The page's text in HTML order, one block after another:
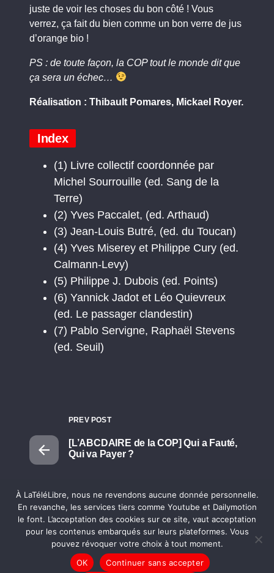
juste de voir les choses du bon côté ! Vous
verrez, ça fait du bien comme un bon verre de jus
d’orange bio !
PS : de toute façon, la COP tout le monde dit que
ça sera un échec…
Réalisation : Thibault Pomares, Mickael Royer.
Index
(1) Livre collectif coordonnée par
Michel Sourrouille (ed. Sang de la
Terre)
(2) Yves Paccalet, (ed. Arthaud)
(3) Jean-Louis Butré, (ed. du Toucan)
(4) Yves Miserey et Philippe Cury (ed.
Calmann-Levy)
(5) Philippe J. Dubois (ed. Points)
(6) Yannick Jadot et Léo Quievreux
(ed. Le passager clandestin)
(7) Pablo Servigne, Raphaël Stevens
(ed. Seuil)
PREV POST
[L’ABCDAIRE de la COP] Qui a Fauté,
Qui va Payer ?
NEXT POST
[L’ABCDAIRE de la COP] 100%
Renouvelable
À LaTéléLibre, nous ne revendons aucune donnée personnelle.
En revanche, les services tiers comme Youtube et Dailymotion
le font. L’acceptation des cookies sur ce site, vaut acceptation
pour les contenus embarqués sur leurs plateformes. Vous
pouvez révoquer votre choix à tout moment.
OK
Continuer sans accepter